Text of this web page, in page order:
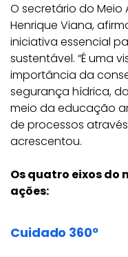
O secretário do Meio
Henrique Viana,
iniciativa essencial
sustentável. “É uma
importância da
segurança hídrica,
meio da educação
de processos
acrescentou.
Os quatro eixos do
ações:
Cuidado 360º